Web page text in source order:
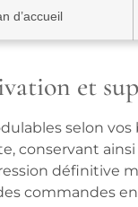
d’accueil
et
selon
conservant
définitive
commandes